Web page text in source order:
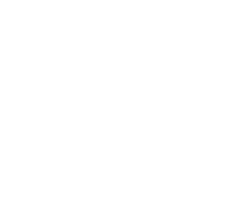
夜藍原子筆 (AT0112-18) 數量